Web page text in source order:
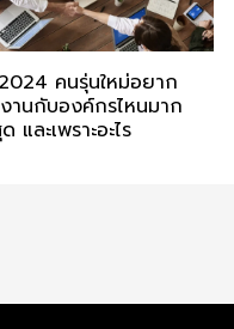
คนรุ่นใหม่อยาก
านกับองค์กรไหนมาก
และเพราะอะไร